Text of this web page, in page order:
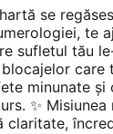
se
te
sufletul tău
minunate
✨